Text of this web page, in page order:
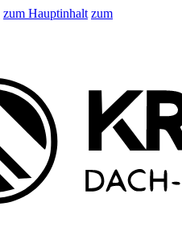
zum Hauptinhalt zum